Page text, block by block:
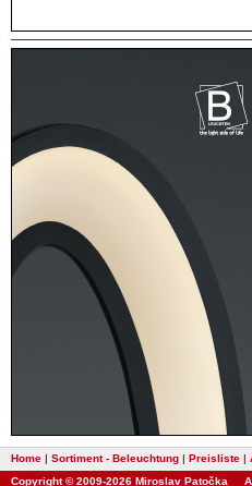
Home | Sortiment - Beleuchtung | Preisliste |
Copyright © 2009-2026 Miroslav Patočka